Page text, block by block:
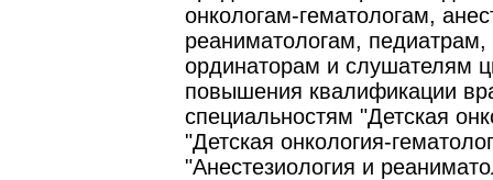
онкологам-гематологам,
реаниматологам, педиатрам,
ординаторам и слушателям
повышения квалификации
специальностям "Детская
"Детская онкология-
"Анестезиология и